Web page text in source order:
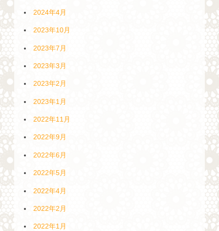
2024年4月
2023年10月
2023年7月
2023年3月
2023年2月
2023年1月
2022年11月
2022年9月
2022年6月
2022年5月
2022年4月
2022年2月
2022年1月